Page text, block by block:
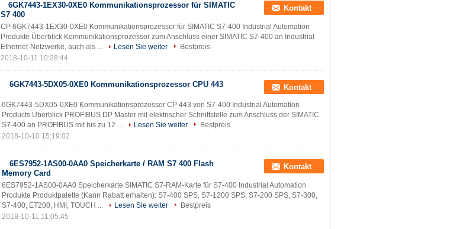
6GK7443-1EX30-0XE0 Kommunikationsprozessor für SIMATIC
S7 400
Kontakt
CP 6GK7443-1EX30-0XE0 Kommunikationsprozessor für SIMATIC S7-400 Industrial Automation
Produkte Überblick Kommunikationsprozessor zum Anschluss einer SIMATIC S7-400 an Industrial
Ethernet-Netzwerke, auch als ...
Lesen Sie weiter
Bestpreis
2018-10-11 10:28:44
6GK7443-5DX05-0XE0 Kommunikationsprozessor CPU 443 Kontakt
6GK7443-5DX05-0XE0 Kommunikationsprozessor CP 443 von S7-400 Industrial Automation
Products Überblick PROFIBUS DP Master mit elektrischer Schnittstelle zum Anschluss der SIMATIC
S7-400 an PROFIBUS mit bis zu 12 ...
Lesen Sie weiter
Bestpreis
2018-10-10 15:19:02
6ES7952-1AS00-0AA0 Speicherkarte / RAM S7 400 Flash
Memory Card
Kontakt
6ES7952-1AS00-0AA0 Speicherkarte SIMATIC S7-RAM-Karte für S7-400 Industrial Automation
Produkte Produktpalette (Kann Rabatt erhalten): S7-400 SPS, S7-1200 SPS, S7-200 SPS, S7-300,
S7-400, ET200, HMI, TOUCH ...
Lesen Sie weiter
Bestpreis
2018-10-11 11:05:45